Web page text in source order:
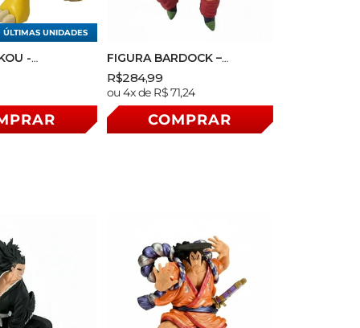
ÚLTIMAS UNIDADES
-
BANDAI
FIGURA BARDOCK –
DRAGON BALL Z –
G×MATERIA – BANPRESTO
Preço
normal
Preço
normal
Preço
promocional
R$284,99
ou 4x de R$ 71,24
COMPRAR